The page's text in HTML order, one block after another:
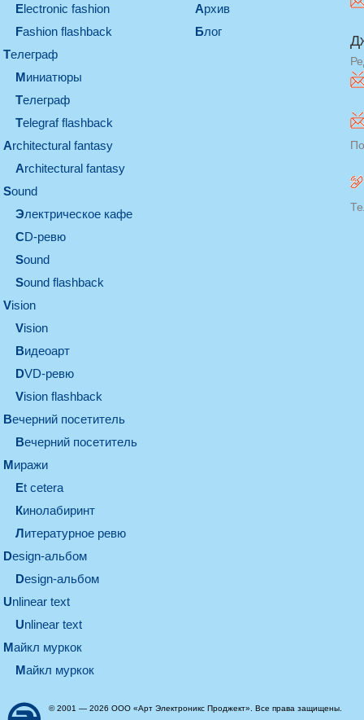
electronic fashion
Fashion flashback
телеграф
миниатюры
телеграф
Telegraf flashback
architectural fantasy
architectural fantasy
sound
электрическое кафе
CD-ревю
sound
Sound flashback
vision
vision
видеоарт
DVD-ревю
Vision flashback
вечерний посетитель
вечерний посетитель
миражи
et cetera
кинолабиринт
литературное ревю
design-альбом
design-альбом
unlinear text
Unlinear text
майкл муркок
майкл муркок
Архив
Блог
© 2001 — 2026 ООО «Арт Электроникс Проджект». Все права защищены.